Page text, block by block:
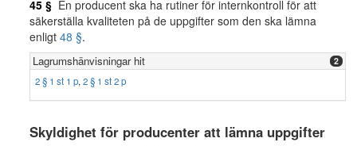
45 § En producent ska ha rutiner för internkontroll för att
säkerställa kvaliteten på de uppgifter som den ska lämna
enligt 48 §.
Lagrumshänvisningar hit 2
2 § 1 st 1 p, 2 § 1 st 2 p
Skyldighet för producenter att lämna uppgifter